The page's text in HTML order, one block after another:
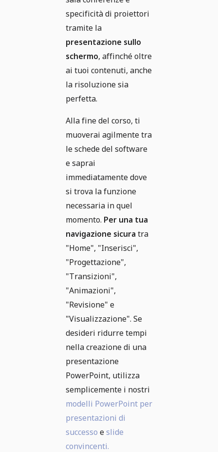
specificità di proiettori
tramite la
presentazione sullo
schermo, affinché oltre
ai tuoi contenuti, anche
la risoluzione sia
perfetta.
Alla fine del corso, ti
muoverai agilmente tra
le schede del software
e saprai
immediatamente dove
si trova la funzione
necessaria in quel
momento. Per una tua
navigazione sicura tra
"Home", "Inserisci",
"Progettazione",
"Transizioni",
"Animazioni",
"Revisione" e
"Visualizzazione". Se
desideri ridurre tempi
nella creazione di una
presentazione
PowerPoint, utilizza
semplicemente i nostri
modelli PowerPoint per
presentazioni di
successo eslide
convincenti.